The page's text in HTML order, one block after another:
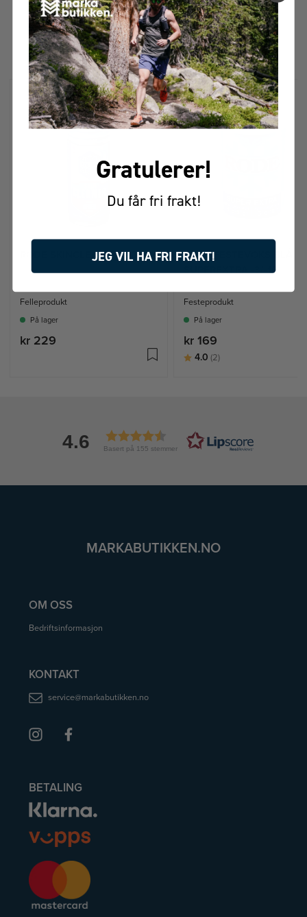
FÅR VI FORESLÅ
ANDRE KJØPTE DETTE
RODE SKINCLEANER 100 ML
Felleprodukt
På lager
kr 229
RODE FESTEVOKS BLÅ
SUPEREXTRA -3/-10
Festeprodukt
På lager
kr 169
Karakter:
4.0 (2)
4.6 Basert på 155 stemmer
MARKABUTIKKEN.NO
OM OSS
Bedriftsinformasjon
KONTAKT
service@markabutikken.no
BETALING
Gratulerer!
Du får fri frakt!
JEG VIL HA FRI FRAKT!